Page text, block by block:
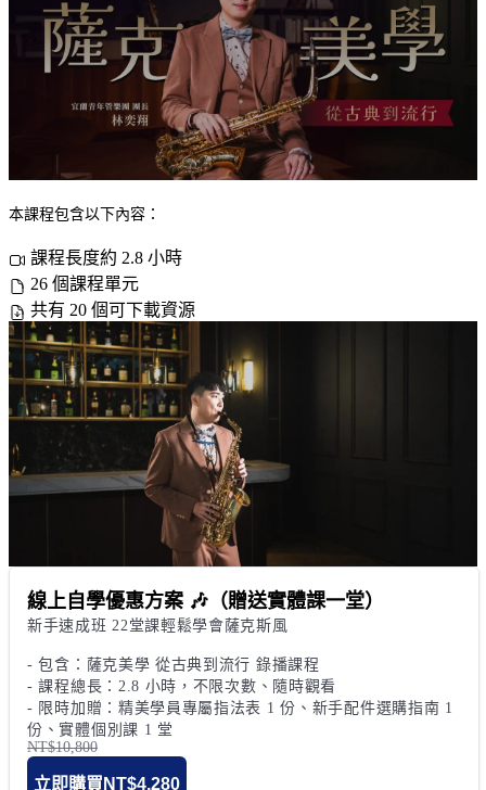
本課程包含以下內容：
課程長度約 2.8 小時
26 個課程單元
共有 20 個可下載資源
線上自學優惠方案 🎶（贈送實體課一堂）
新手速成班 22堂課輕鬆學會薩克斯風
- 包含：薩克美學 從古典到流行 錄播課程
- 課程總長：2.8 小時，不限次數、隨時觀看
- 限時加贈：精美學員專屬指法表 1 份、新手配件選購指南 1
份、實體個別課 1 堂
NT$10,800
立即購買 NT$4,280